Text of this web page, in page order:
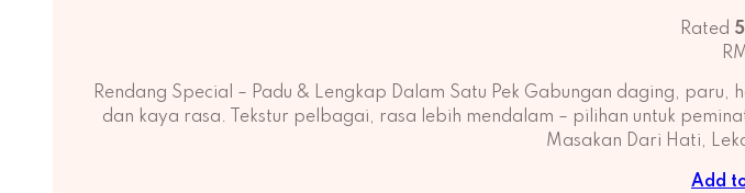
Rated
Rendang Special – Padu & Lengkap Dalam Satu Pek Gabungan daging,
dan kaya rasa. Tekstur pelbagai, rasa lebih mendalam – pilihan untuk
Masakan Dari Hati,
Add